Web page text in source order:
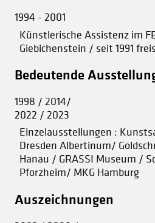
1994 - 2001
Künstlerische Assistenz im
Giebichenstein / seit 1991
Bedeutende
1998 / 2014/
2022 / 2023
Einzelausstellungen :
Dresden Albertinum/
Hanau / GRASSI Museum /
Pforzheim/ MKG Hamburg
Auszeichnungen